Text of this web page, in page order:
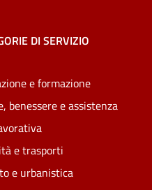
DI SERVIZIO
e formazione
benessere e assistenza
e trasporti
e urbanistica